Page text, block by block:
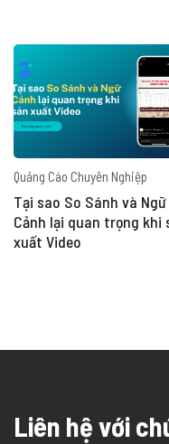
Quảng Cáo Chuyên Nghiệp
Tại sao So Sánh và Ngữ
Cảnh lại quan trọng khi
xuất Video
Liên hệ với